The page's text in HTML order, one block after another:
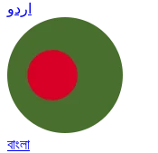
اردو
বাংলা